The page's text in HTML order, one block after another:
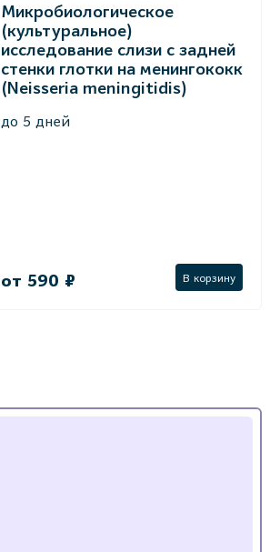
Микробиологическое
(культуральное)
исследование слизи с задней
стенки глотки на менингококк
(Neisseria meningitidis)
до 5 дней
от 590 ₽ В корзину